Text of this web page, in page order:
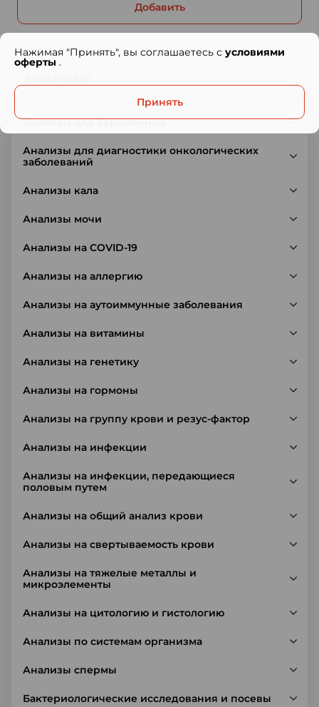
Анализы для беременных
Анализы для диагностики онкологических
заболеваний
Анализы кала
Анализы мочи
Анализы на COVID-19
Анализы на аллергию
Анализы на аутоиммунные заболевания
Анализы на витамины
Анализы на генетику
Анализы на гормоны
Анализы на группу крови и резус-фактор
Анализы на инфекции
Анализы на инфекции, передающиеся
половым путем
Анализы на общий анализ крови
Анализы на свертываемость крови
Анализы на тяжелые металлы и
микроэлементы
Анализы на цитологию и гистологию
Анализы по системам организма
Анализы спермы
Бактериологические исследования и посевы
Добавить
Нажимая "Принять", вы соглашаетесь с условиями
оферты .
Принять